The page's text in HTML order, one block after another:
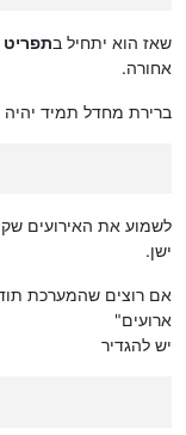
שאז הוא יתחיל בתפריט
אחורה.
ברירת מחדל תמיד יהיה
לשמוע את האירועים
ישן.
אם רוצים שהמערכת
ארועים"
יש להגדיר